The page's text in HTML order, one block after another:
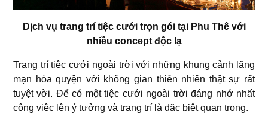
Dịch vụ trang trí tiệc cưới trọn gói tại Phu Thê với
nhiều concept độc lạ
Trang trí tiệc cưới ngoài trời với những khung cảnh lãng
mạn hòa quyện với không gian thiên nhiên thật sự rất
tuyệt vời. Để có một tiệc cưới ngoài trời đáng nhớ nhất
công việc lên ý tưởng và trang trí là đặc biệt quan trọng.